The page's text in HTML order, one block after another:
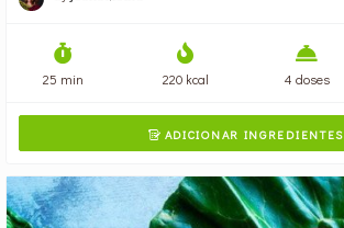
25 min 220 kcal 4 doses
ADICIONAR INGREDIENTES